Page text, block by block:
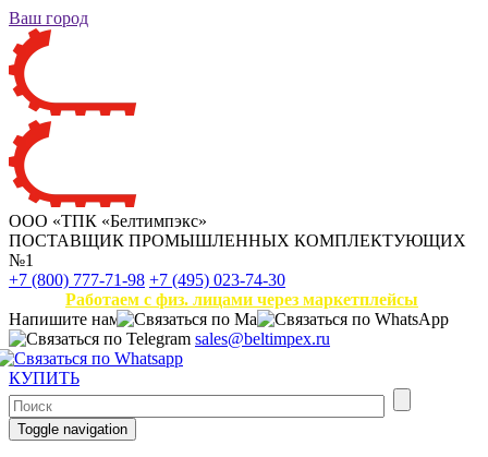
Ваш город
ООО «ТПК «Белтимпэкс»
ПОСТАВЩИК ПРОМЫШЛЕННЫХ КОМПЛЕКТУЮЩИХ
№1
+7 (800) 777-71-98 +7 (495) 023-74-30
Работаем с физ. лицами через маркетплейсы
Напишите нам
sales@beltimpex.ru
КУПИТЬ
Toggle navigation